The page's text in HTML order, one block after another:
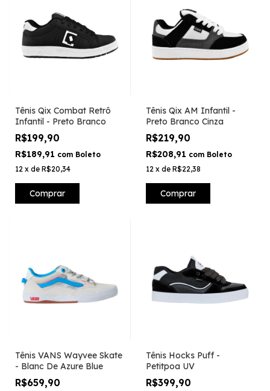
Tênis Qix Combat Retrô
Infantil - Preto Branco
R$199,90
R$189,91 com Boleto
12 x de R$20,34
Comprar
Tênis Qix AM Infantil -
Preto Branco Cinza
R$219,90
R$208,91 com Boleto
12 x de R$22,38
Comprar
Tênis VANS Wayvee Skate
- Blanc De Azure Blue
R$659,90
Tênis Hocks Puff -
Petitpoa UV
R$399,90